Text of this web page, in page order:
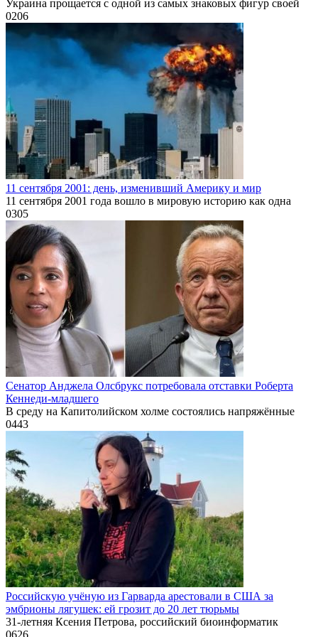
Украина прощается с одной из самых знаковых фигур своей
0206
11 сентября 2001: день, изменивший Америку и мир
11 сентября 2001 года вошло в мировую историю как одна
0305
Сенатор Анджела Олсбрукс потребовала отставки Роберта
Кеннеди-младшего
В среду на Капитолийском холме состоялись напряжённые
0443
Российскую учёную из Гарварда арестовали в США за
эмбрионы лягушек: ей грозит до 20 лет тюрьмы
31-летняя Ксения Петрова, российский биоинформатик
0626